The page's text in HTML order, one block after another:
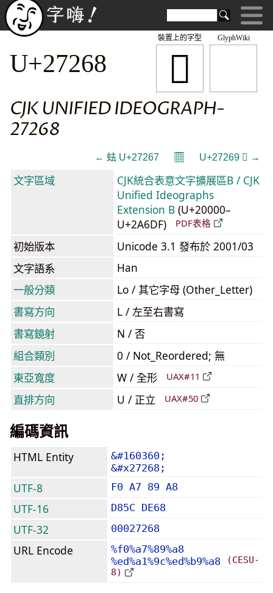
GlyphWiki
𧉨
裝置上的字型
U+27268
CJK UNIFIED IDEOGRAPH-
27268
← 𧉧 U+27267 𝄜 U+27269 𧉩 →
文字區域
CJK統合表意文字擴展區B / CJK
Unified Ideographs
Extension B (U+20000–
U+2A6DF)
PDF表格
初始版本
Unicode 3.1 發布於 2001/03
文字語系
Han
一般分類
Lo / 其它字母 (Other_Letter)
書寫方向
L / 左至右書寫
書寫鏡射
N / 否
組合類別
0 / Not_Reordered; 無
東亞寬度
W / 全形 UAX#11
直排方向 U / 正立 UAX#50
編碼資訊
HTML Entity
&#160360;
&#x27268;
UTF-8 F0 A7 89 A8
UTF-16 D85C DE68
UTF-32 00027268
URL Encode
%f0%a7%89%a8
%ed%a1%9c%ed%b9%a8
(CESU-
8)